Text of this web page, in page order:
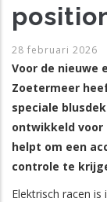
28 februari 2026
Voor de nieuwe
Zoetermeer
speciale
ontwikkeld
helpt om een
controle te
Elektrisch racen